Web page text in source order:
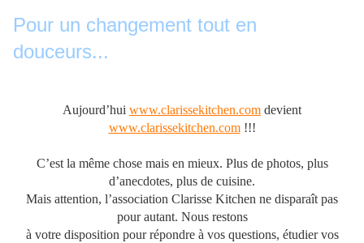
Pour un changement tout en
douceurs...
Aujourd’hui www.clarissekitchen.com devient
www.clarissekitchen.com!!!
C’est la même chose mais en mieux. Plus de photos, plus
d’anecdotes, plus de cuisine.
Mais attention, l’association Clarisse Kitchen ne disparaît pas
pour autant. Nous restons
à votre disposition pour répondre à vos questions, étudier vos